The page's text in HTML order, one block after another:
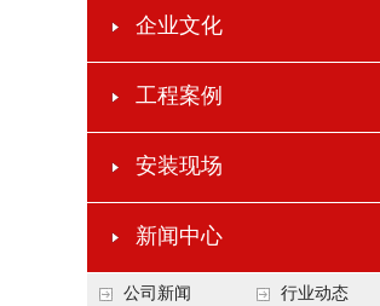
企业文化
工程案例
安装现场
新闻中心
公司新闻 行业动态